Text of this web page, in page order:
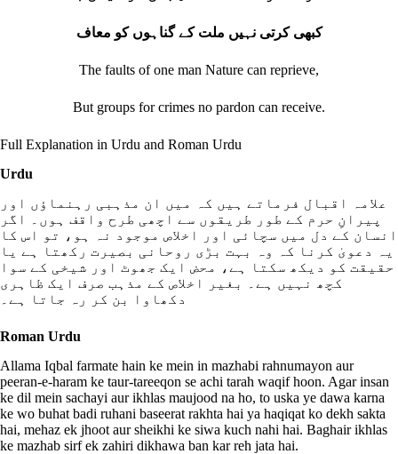
کبھی کرتی نہیں ملت کے گناہوں کو معاف
The faults of one man Nature can reprieve,
But groups for crimes no pardon can receive.
Full Explanation in Urdu and Roman Urdu
Urdu
علامہ اقبال فرماتے ہیں کہ میں ان مذہبی رہنماؤں اور
پیرانِ حرم کے طور طریقوں سے اچھی طرح واقف ہوں۔ اگر
انسان کے دل میں سچائی اور اخلاص موجود نہ ہو، تو اس کا
یہ دعویٰ کرنا کہ وہ بہت بڑی روحانی بصیرت رکھتا ہے یا
حقیقت کو دیکھ سکتا ہے، محض ایک جھوٹ اور شیخی کے سوا
کچھ نہیں ہے۔ بغیر اخلاص کے مذہب صرف ایک ظاہری
دکھاوا بن کر رہ جاتا ہے۔
Roman Urdu
Allama Iqbal farmate hain ke mein in mazhabi rahnumayon aur
peeran-e-haram ke taur-tareeqon se achi tarah waqif hoon. Agar insan
ke dil mein sachayi aur ikhlas maujood na ho, to uska ye dawa karna
ke wo buhat badi ruhani baseerat rakhta hai ya haqiqat ko dekh sakta
hai, mehaz ek jhoot aur sheikhi ke siwa kuch nahi hai. Baghair ikhlas
ke mazhab sirf ek zahiri dikhawa ban kar reh jata hai.